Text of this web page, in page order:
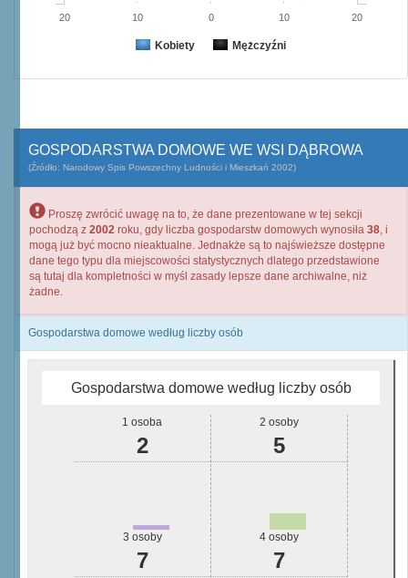
Kobiety Mężczyźni
20 10 0 10 20
GOSPODARSTWA DOMOWE WE WSI DĄBROWA
(Źródło: Narodowy Spis Powszechny Ludności i Mieszkań 2002)
Proszę zwrócić uwagę na to, że dane prezentowane w tej sekcji
pochodzą z 2002 roku, gdy liczba gospodarstw domowych wynosiła 38, i
mogą już być mocno nieaktualne. Jednakże są to najświeższe dostępne
dane tego typu dla miejscowości statystycznych dlatego przedstawione
są tutaj dla kompletności w myśl zasady lepsze dane archiwalne, niż
żadne.
Gospodarstwa domowe według liczby osób
Gospodarstwa domowe według liczby osób
1 osoba
2
2 osoby
5
3 osoby
7
4 osoby
7